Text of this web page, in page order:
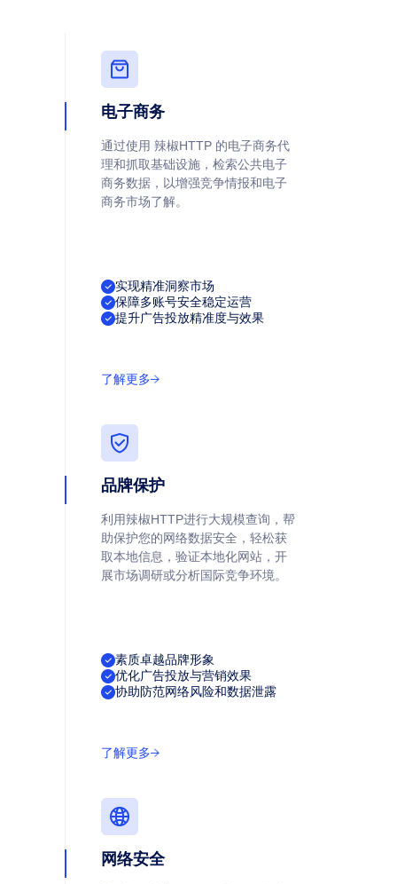
电子商务
通过使用 辣椒HTTP 的电子商务代
理和抓取基础设施，检索公共电子
商务数据，以增强竞争情报和电子
商务市场了解。
实现精准洞察市场
保障多账号安全稳定运营
提升广告投放精准度与效果
了解更多
品牌保护
利用辣椒HTTP进行大规模查询，帮
助保护您的网络数据安全，轻松获
取本地信息，验证本地化网站，开
展市场调研或分析国际竞争环境。
素质卓越品牌形象
优化广告投放与营销效果
协助防范网络风险和数据泄露
了解更多
网络安全